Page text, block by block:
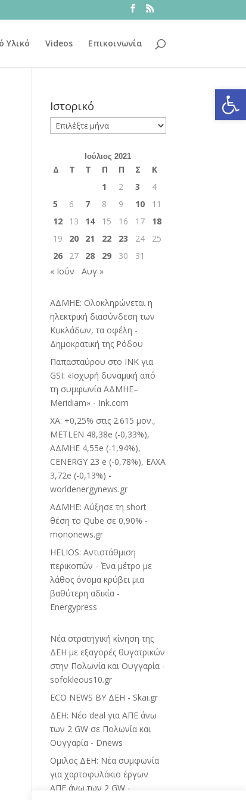
Υλικό Videos Επικοινωνία
Ιστορικό
Ιστορικό
Ιούλιος 2021
Δ Τ Τ Π Π Σ
Κ
1
2 3
4
5
6 7 8 9 10
11
12
13 14 15 16 17
18
19
20 21 22 23 24
25
26
27 28 29 30
31
« Ιούν
Αυγ »
ΑΔΜΗΕ: Ολοκληρώνεται η
ηλεκτρική διασύνδεση των
Κυκλάδων, τα οφέλη -
Δημοκρατική της Ρόδου
Παπασταύρου στο INK για
GSI: «Ισχυρή δυναμική από
τη συμφωνία ΑΔΜΗΕ–
Meridiam» - Ink.com
ΧΑ: +0,25% στις 2.615 μον.,
METLEN 48,38e (-0,33%),
ΑΔΜΗΕ 4,55e (-1,94%),
CENERGY 23 e (-0,78%), ΕΛΧΑ
3,72e (-0,13%) -
worldenergynews.gr
ΑΔΜΗΕ: Αύξησε τη short
θέση το Qube σε 0,90% -
mononews.gr
HELIOS: Αντιστάθμιση
περικοπών - Ένα μέτρο με
λάθος όνομα κρύβει μια
βαθύτερη αδικία -
Energypress
Νέα στρατηγική κίνηση της
ΔΕΗ με εξαγορές θυγατρικών
στην Πολωνία και Ουγγαρία -
sofokleous10.gr
ECO NEWS BY ΔΕΗ - Skai.gr
ΔΕΗ: Νέο deal για ΑΠΕ άνω
των 2 GW σε Πολωνία και
Ουγγαρία - Dnews
Ομιλος ΔΕΗ: Νέα συμφωνία
για χαρτοφυλάκιο έργων
ΑΠΕ άνω των 2 GW -